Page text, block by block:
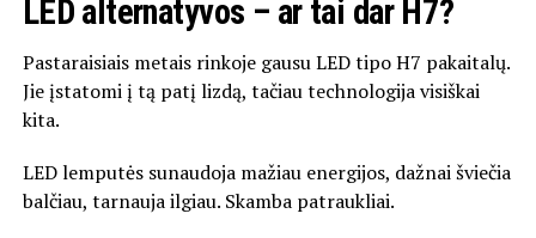
LED alternatyvos – ar tai dar H7?
Pastaraisiais metais rinkoje gausu LED tipo H7 pakaitalų.
Jie įstatomi į tą patį lizdą, tačiau technologija visiškai
kita.
LED lemputės sunaudoja mažiau energijos, dažnai šviečia
balčiau, tarnauja ilgiau. Skamba patraukliai.